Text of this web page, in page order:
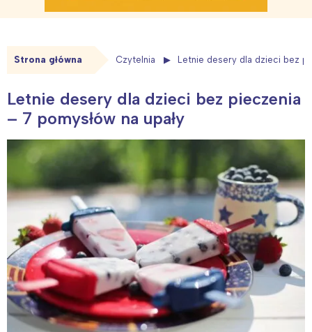
Strona główna Czytelnia Letnie desery dla dzieci bez
Letnie desery dla dzieci bez pieczenia
– 7 pomysłów na upały